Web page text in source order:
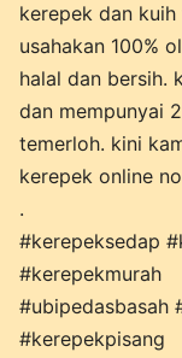
kerepek dan
usahakan 100%
halal dan bersih.
dan mempunyai
temerloh. kini
kerepek online
.
#kerepeksedap
#kerepekmurah
#ubipedasbasah
#kerepekpisang